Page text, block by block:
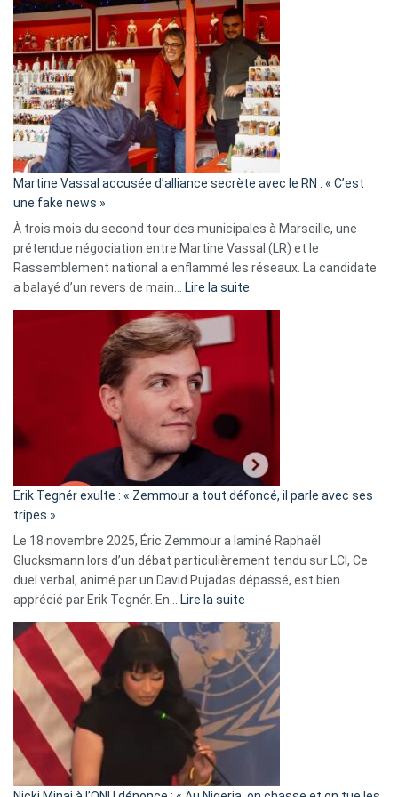
Algérie
Martine Vassal accusée d’alliance secrète avec le RN : « C’est
une fake news »
À trois mois du second tour des municipales à Marseille, une
prétendue négociation entre Martine Vassal (LR) et le
Rassemblement national a enflammé les réseaux. La candidate
a balayé d’un revers de main…
Lire la suite
d’alliance
secrète
«
C’est
fake
news
»
Erik Tegnér exulte : « Zemmour a tout défoncé, il parle avec ses
tripes »
Le 18 novembre 2025, Éric Zemmour a laminé Raphaël
Glucksmann lors d’un débat particulièrement tendu sur LCI, Ce
duel verbal, animé par un David Pujadas dépassé, est bien
apprécié par Erik Tegnér. En…
Lire la suite
Tegnér
exulte
« Zemmour
a
tout
parle